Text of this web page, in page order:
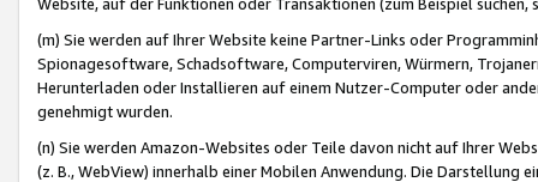
(m) Sie werden auf Ihrer Website keine Partner-Links oder
Spionagesoftware, Schadsoftware, Computerviren, Würmern,
Herunterladen oder Installieren auf einem Nutzer-Computer oder
genehmigt wurden.
(n) Sie werden Amazon-Websites oder Teile davon nicht auf Ihrer
(z. B., WebView) innerhalb einer Mobilen Anwendung. Die Darstellung